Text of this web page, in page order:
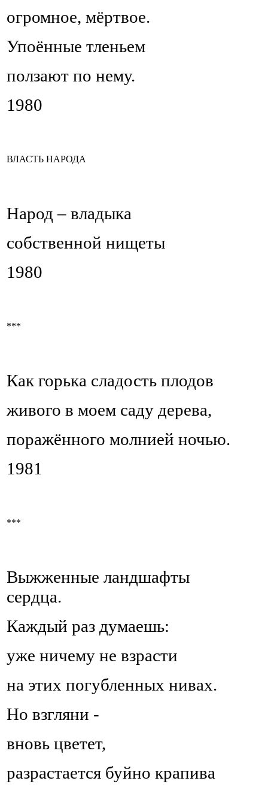
огромное, мёртвое.
Упоённые тленьем
ползают по нему.
1980
ВЛАСТЬ НАРОДА
Народ – владыка
собственной нищеты
1980
***
Как горька сладость плодов
живого в моем саду дерева,
поражённого молнией ночью.
1981
***
Выжженные ландшафты
сердца.
Каждый раз думаешь:
уже ничему не взрасти
на этих погубленных нивах.
Но взгляни -
вновь цветет,
разрастается буйно крапива